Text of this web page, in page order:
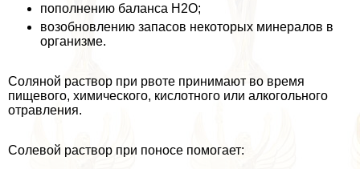
пополнению баланса H2O;
возобновлению запасов некоторых минералов в
организме.
Соляной раствор при рвоте принимают во время
пищевого, химического, кислотного или алкогольного
отравления.
Солевой раствор при поносе помогает: